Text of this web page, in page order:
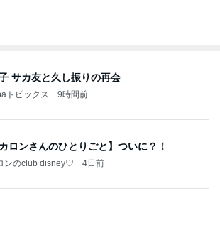
サカ友と久し振りの再会
トピックス 9時間前
カロンさんのひとりごと】ついに？！
ンのclub disney♡ 4日前